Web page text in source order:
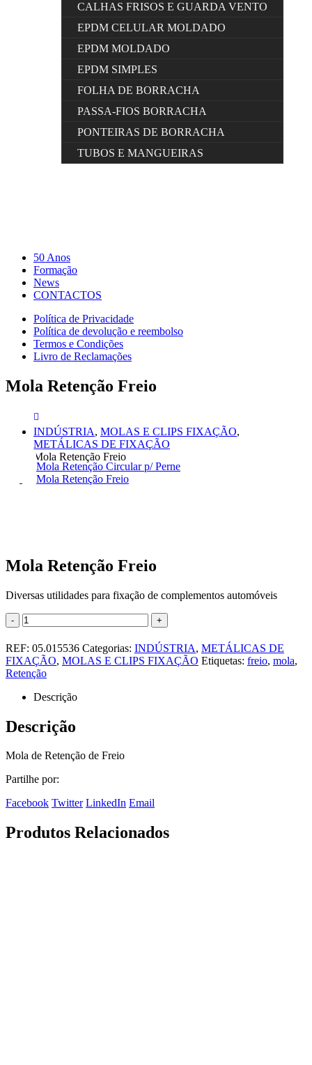
CALHAS FRISOS E GUARDA VENTO
EPDM CELULAR MOLDADO
EPDM MOLDADO
EPDM SIMPLES
FOLHA DE BORRACHA
PASSA-FIOS BORRACHA
PONTEIRAS DE BORRACHA
TUBOS E MANGUEIRAS
50 Anos
Formação
News
CONTACTOS
Política de Privacidade
Política de devolução e reembolso
Termos e Condições
Livro de Reclamações
Mola Retenção Freio
INDÚSTRIA, MOLAS E CLIPS FIXAÇÃO,
METÁLICAS DE FIXAÇÃO
Mola Retenção Freio
Mola Retenção Circular p/ Perne
Mola Retenção Freio
Mola Retenção Freio
Diversas utilidades para fixação de complementos automóveis
- +
REF: 05.015536 Categorias: INDÚSTRIA, METÁLICAS DE
FIXAÇÃO, MOLAS E CLIPS FIXAÇÃO Etiquetas: freio, mola,
Retenção
Descrição
Descrição
Mola de Retenção de Freio
Partilhe por:
Facebook Twitter LinkedIn Email
Produtos Relacionados